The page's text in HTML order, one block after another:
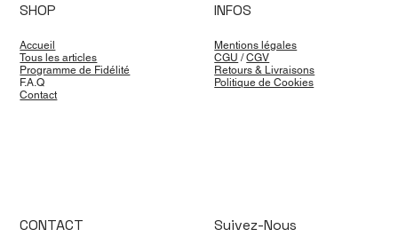
SHOP
Accueil
Tous les articles
Programme de Fidélité
F.A.Q
Contact
INFOS
Mentions légales
CGU /CGV
Retours & Livraisons
Politique de Cookies
CONTACT Suivez-Nous